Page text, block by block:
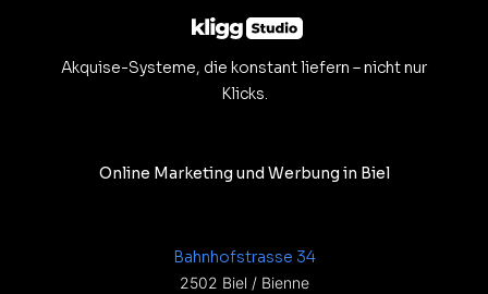
Akquise-Systeme, die konstant liefern – nicht nur
Klicks.
Online Marketing und Werbung in Biel
Bahnhofstrasse 34
2502 Biel / Bienne